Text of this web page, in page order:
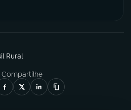
Rural
Compartilhe